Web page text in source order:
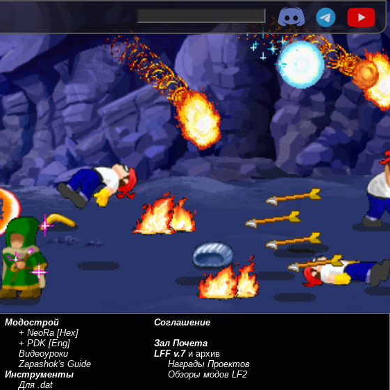
Модострой
+ NeoRa [Hex]
+ PDK [Eng]
Видеоуроки
Zapashok's Guide
Инструменты
Для .dat
Соглашение
Зал Почета
LFF v.7и архив
Награды Проектов
Обзоры модов LF2